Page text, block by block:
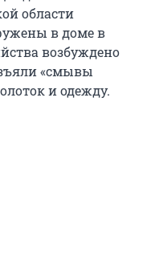
области
в доме в
возбуждено
«смывы
и одежду.